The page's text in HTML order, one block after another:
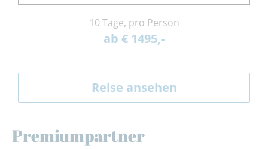
10 Tage, pro Person
ab € 1495,-
Reise ansehen
Premiumpartner